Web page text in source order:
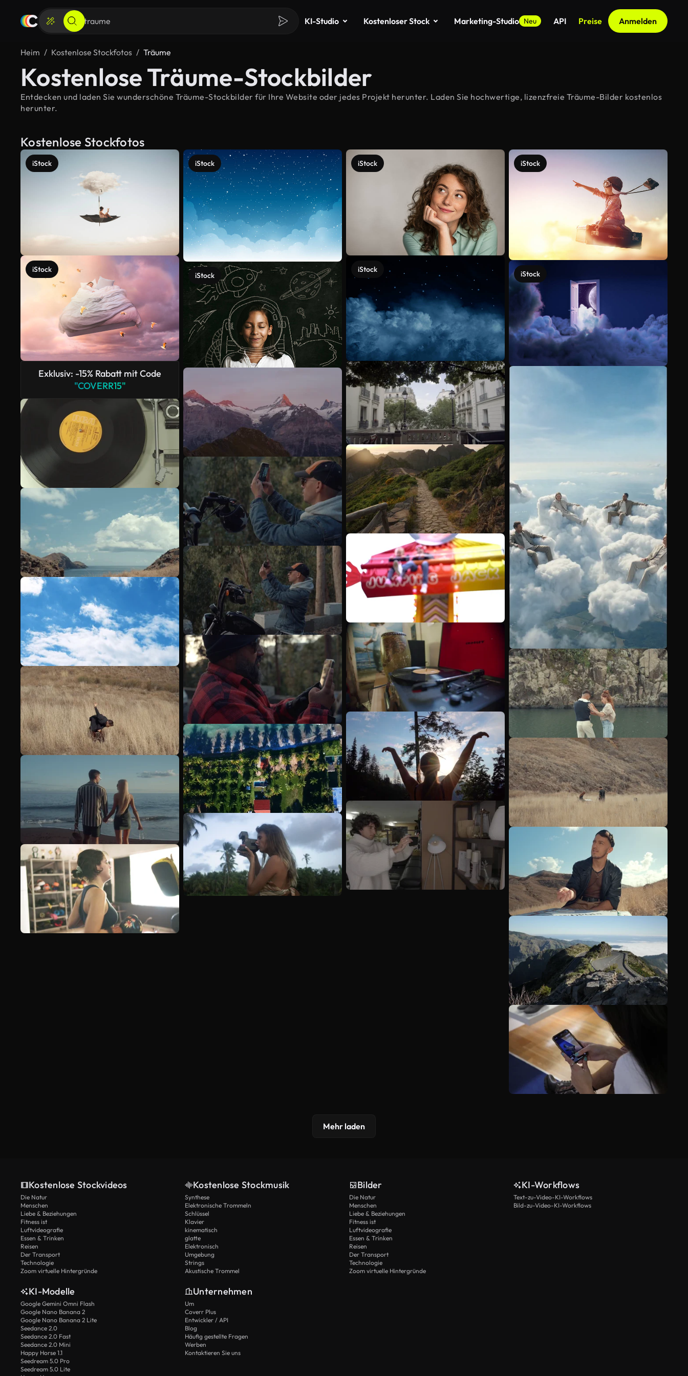
KI-Studio Kostenloser Stock Marketing-Studio Neu API Preise Anmelden
Heim Kostenlose Stockfotos Träume
Kostenlose Träume-Stockbilder
Entdecken und laden Sie wunderschöne Träume-Stockbilder für Ihre Website oder jedes Projekt herunter. Laden Sie hochwertige, lizenzfreie Träume-Bilder kostenlos
herunter.
Kostenlose Stockfotos
iStock
iStock
Exklusiv: -15% Rabatt mit Code
"COVERR15"
iStock
iStock
iStock
iStock
iStock
iStock
Mehr laden
Kostenlose Stockvideos
Die Natur
Menschen
Liebe & Beziehungen
Fitness ist
Luftvideografie
Essen & Trinken
Reisen
Der Transport
Technologie
Zoom virtuelle Hintergründe
Kostenlose Stockmusik
Synthese
Elektronische Trommeln
Schlüssel
Klavier
kinematisch
glatte
Elektronisch
Umgebung
Strings
Akustische Trommel
Bilder
Die Natur
Menschen
Liebe & Beziehungen
Fitness ist
Luftvideografie
Essen & Trinken
Reisen
Der Transport
Technologie
Zoom virtuelle Hintergründe
KI-Workflows
Text-zu-Video-KI-Workflows
Bild-zu-Video-KI-Workflows
KI-Modelle
Google Gemini Omni Flash
Google Nano Banana 2
Google Nano Banana 2 Lite
Seedance 2.0
Seedance 2.0 Fast
Seedance 2.0 Mini
Happy Horse 1.1
Seedream 5.0 Pro
Seedream 5.0 Lite
Unternehmen
Um
Coverr Plus
Entwickler / API
Blog
Häufig gestellte Fragen
Werben
Kontaktieren Sie uns